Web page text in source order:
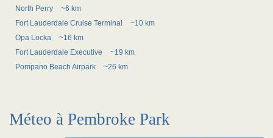
North Perry
~6 km
Fort Lauderdale Cruise Terminal
~10 km
Opa Locka
~16 km
Fort Lauderdale Executive
~19 km
Pompano Beach Airpark
~26 km
Méteo à Pembroke Park